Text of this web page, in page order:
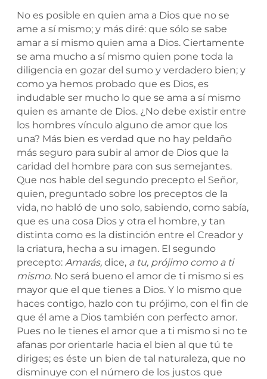
No es posible en quien ama a Dios que no se
ame a sí mismo; y más diré: que sólo se sabe
amar a sí mismo quien ama a Dios. Ciertamente
se ama mucho a sí mismo quien pone toda la
diligencia en gozar del sumo y verdadero bien; y
como ya hemos probado que es Dios, es
indudable ser mucho lo que se ama a sí mismo
quien es amante de Dios. ¿No debe existir entre
los hombres vínculo alguno de amor que los
una? Más bien es verdad que no hay peldaño
más seguro para subir al amor de Dios que la
caridad del hombre para con sus semejantes.
Que nos hable del segundo precepto el Señor,
quien, preguntado sobre los preceptos de la
vida, no habló de uno solo, sabiendo, como sabía,
que es una cosa Dios y otra el hombre, y tan
distinta como es la distinción entre el Creador y
la criatura, hecha a su imagen. El segundo
precepto: Amarás, dice, a tu, prójimo como a ti
mismo. No será bueno el amor de ti mismo si es
mayor que el que tienes a Dios. Y lo mismo que
haces contigo, hazlo con tu prójimo, con el fin de
que él ame a Dios también con perfecto amor.
Pues no le tienes el amor que a ti mismo si no te
afanas por orientarle hacia el bien al que tú te
diriges; es éste un bien de tal naturaleza, que no
disminuye con el número de los justos que